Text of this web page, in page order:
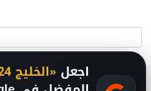
سياسة الخصوصية- حقوق الملكية الفكرية DMCA - من نحن-
فريق التحرير
اجعل «الخليج 24»